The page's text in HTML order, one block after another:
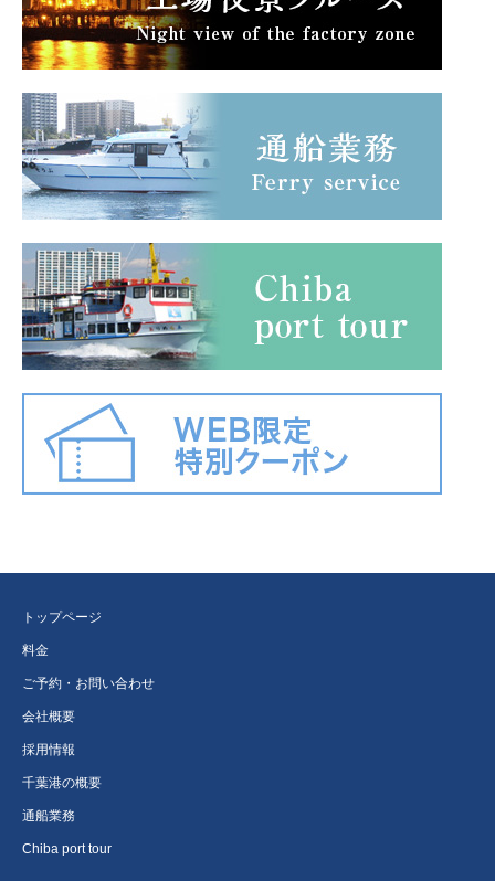
トップページ
料金
ご予約・お問い合わせ
会社概要
採用情報
千葉港の概要
通船業務
Chiba port tour